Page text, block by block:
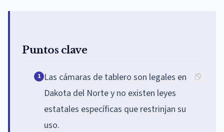
Puntos clave
1 Las cámaras de tablero son legales en
Dakota del Norte y no existen leyes
estatales específicas que restrinjan su
uso.